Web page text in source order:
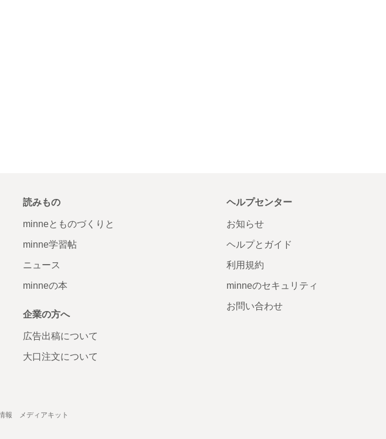
読みもの
minneとものづくりと
minne学習帖
ニュース
minneの本
企業の方へ
広告出稿について
大口注文について
ヘルプセンター
お知らせ
ヘルプとガイド
利用規約
minneのセキュリティ
お問い合わせ
報 メディアキット